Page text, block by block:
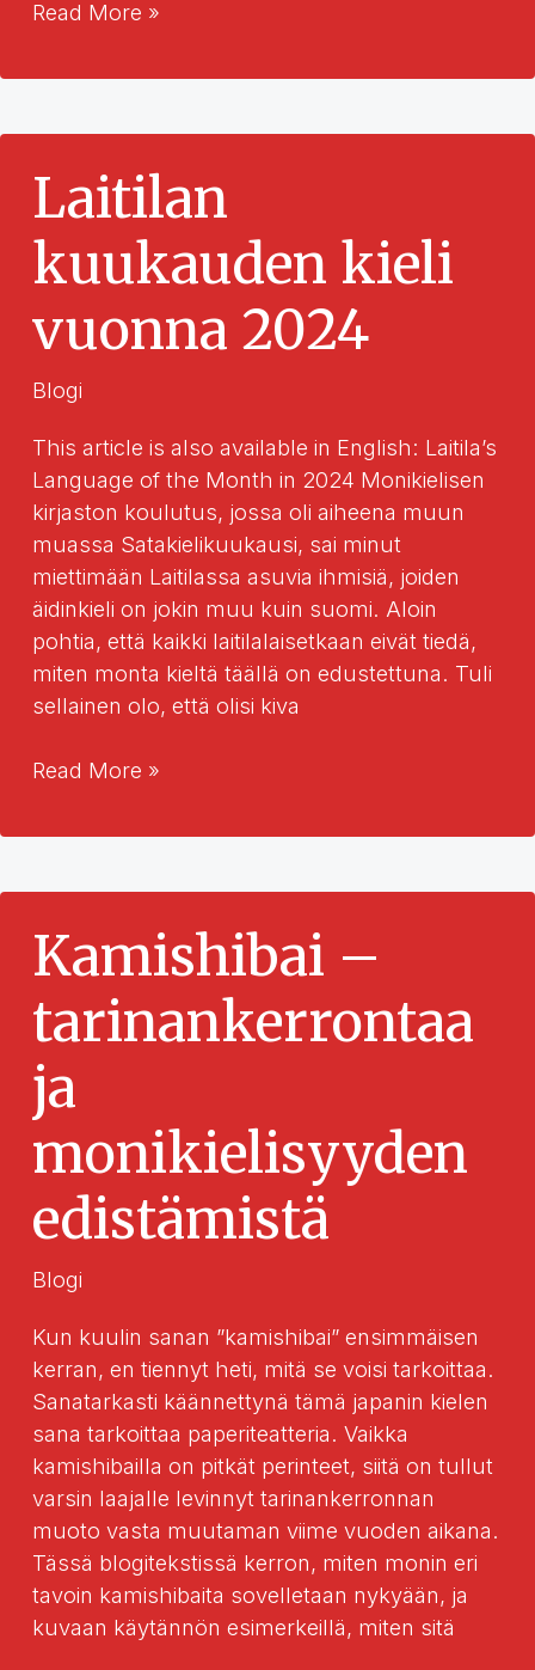
Viittomakieli
käsitystämme
Read More »
Laitilan
kuukauden kieli
vuonna 2024
Blogi
This article is also available in English: Laitila’s
Language of the Month in 2024 Monikielisen
kirjaston koulutus, jossa oli aiheena muun
muassa Satakielikuukausi, sai minut
miettimään Laitilassa asuvia ihmisiä, joiden
äidinkieli on jokin muu kuin suomi. Aloin
pohtia, että kaikki laitilalaisetkaan eivät tiedä,
miten monta kieltä täällä on edustettuna. Tuli
sellainen olo, että olisi kiva
Laitilan
kieli
2024
Read More »
Kamishibai –
tarinankerrontaa
ja
monikielisyyden
edistämistä
Blogi
Kun kuulin sanan ”kamishibai” ensimmäisen
kerran, en tiennyt heti, mitä se voisi tarkoittaa.
Sanatarkasti käännettynä tämä japanin kielen
sana tarkoittaa paperiteatteria. Vaikka
kamishibailla on pitkät perinteet, siitä on tullut
varsin laajalle levinnyt tarinankerronnan
muoto vasta muutaman viime vuoden aikana.
Tässä blogitekstissä kerron, miten monin eri
tavoin kamishibaita sovelletaan nykyään, ja
kuvaan käytännön esimerkeillä, miten sitä